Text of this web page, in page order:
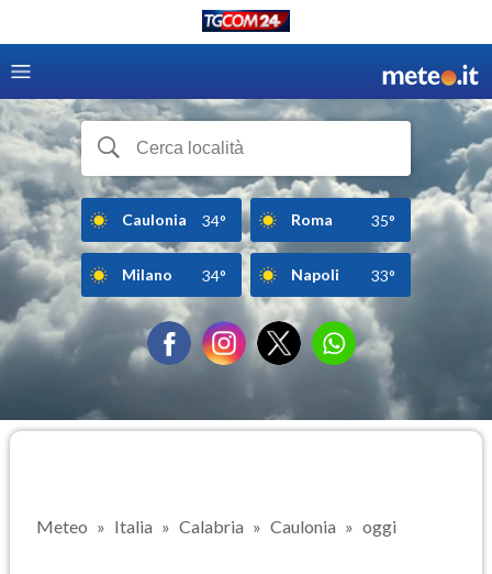
Caulonia 34° Roma 35°
Milano 34° Napoli 33°
Meteo Italia Calabria Caulonia oggi